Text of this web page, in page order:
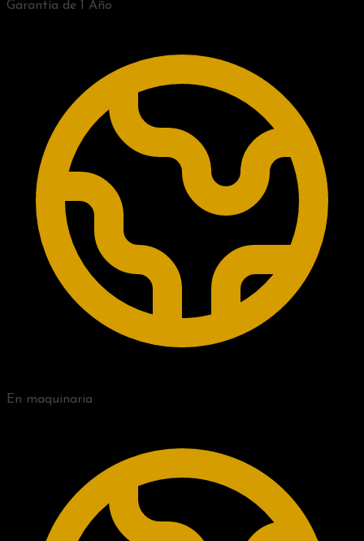
Garantía de 1 Año
En maquinaria